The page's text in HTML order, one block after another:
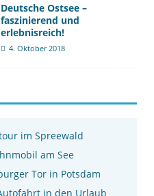
Deutsche Ostsee –
faszinierend und
erlebnisreich!
4. Oktober 2018